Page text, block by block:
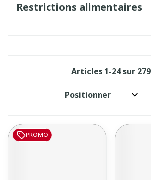
Restrictions alimentaires
Articles 1-24sur 279
Trier par:
PROMO